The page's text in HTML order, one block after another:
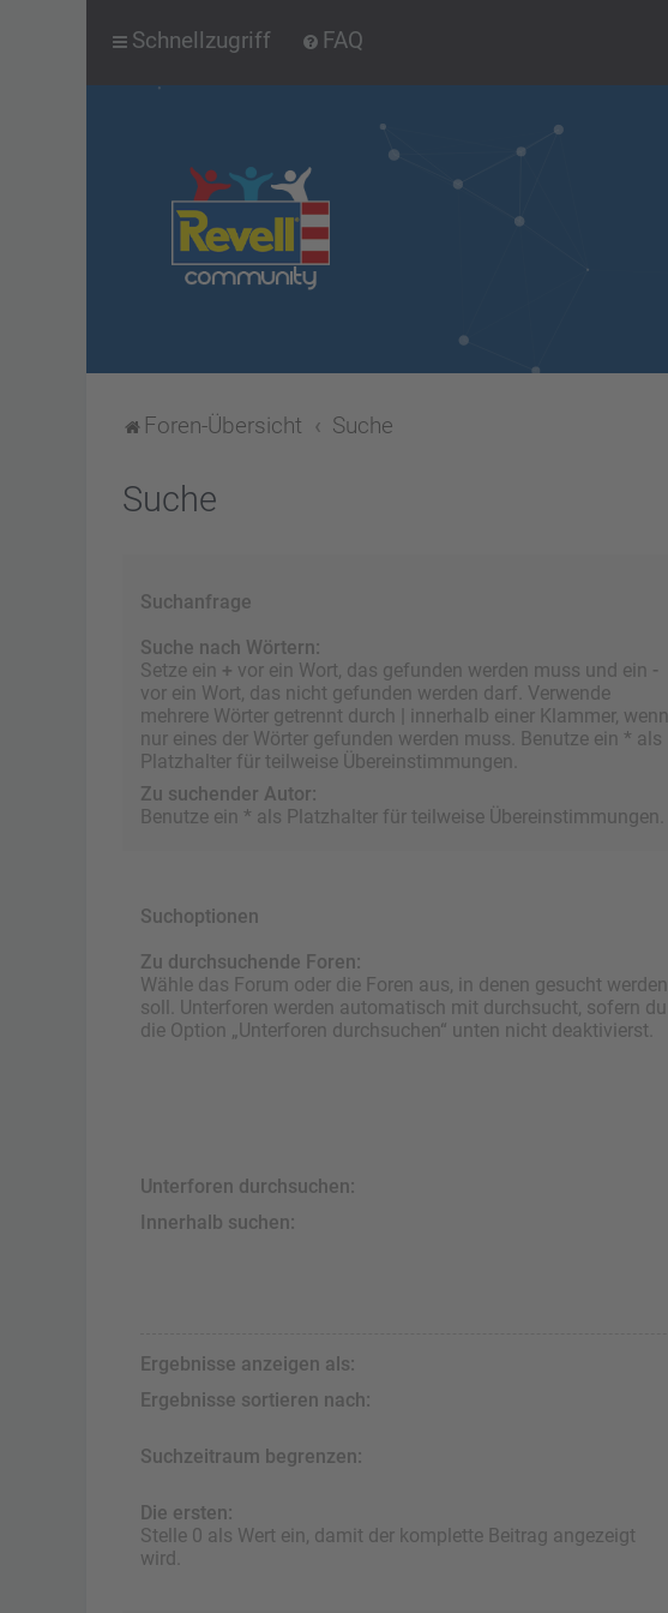
Schnellzugriff FAQ
Foren-Übersicht Suche
Suche
Suchanfrage
Suche nach Wörtern:
Setze ein + vor ein Wort, das gefunden werden muss und ein -
vor ein Wort, das nicht gefunden werden darf. Verwende
mehrere Wörter getrennt durch
innerhalb einer Klammer, wenn
nur eines der Wörter gefunden werden muss. Benutze ein * als
Platzhalter für teilweise Übereinstimmungen.
Zu suchender Autor:
Benutze ein * als Platzhalter für teilweise Übereinstimmungen.
Suchoptionen
Zu durchsuchende Foren:
Wähle das Forum oder die Foren aus, in denen gesucht werden
soll. Unterforen werden automatisch mit durchsucht, sofern du
die Option „Unterforen durchsuchen“ unten nicht deaktivierst.
Unterforen durchsuchen:
Innerhalb suchen:
Ergebnisse anzeigen als:
Ergebnisse sortieren nach:
Suchzeitraum begrenzen:
Die ersten:
Stelle 0 als Wert ein, damit der komplette Beitrag angezeigt
wird.